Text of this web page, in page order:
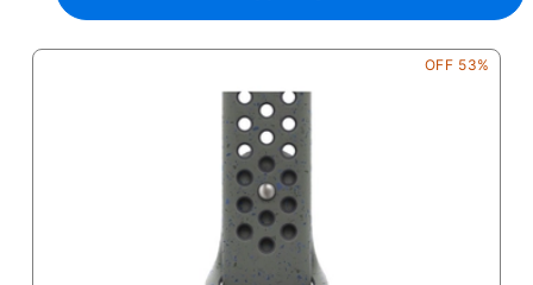
53% OFF